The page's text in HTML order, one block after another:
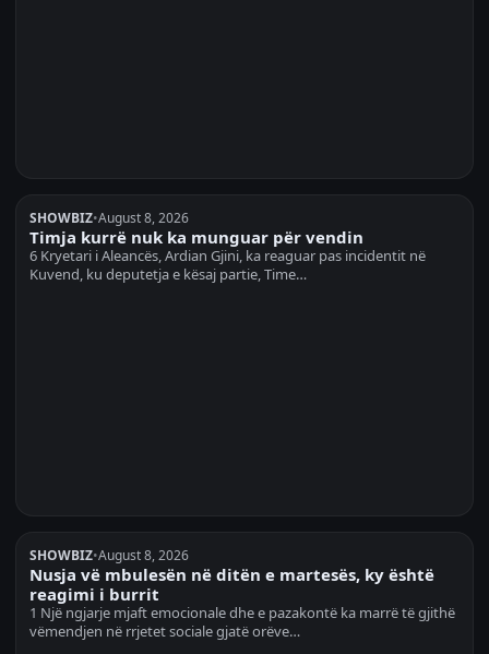
SHOWBIZ•August 8, 2026
Timja kurrë nuk ka munguar për vendin
6 Kryetari i Aleancës, Ardian Gjini, ka reaguar pas incidentit në
Kuvend, ku deputetja e kësaj partie, Time…
SHOWBIZ•August 8, 2026
Nusja vë mbulesën në ditën e martesës, ky është
reagimi i burrit
1 Një ngjarje mjaft emocionale dhe e pazakontë ka marrë të gjithë
vëmendjen në rrjetet sociale gjatë orëve…